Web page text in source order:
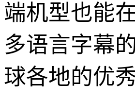
端机型也能
多语言字幕
球各地的优